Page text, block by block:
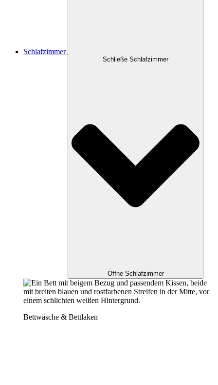
Schlafzimmer
Schließe Schlafzimmer
Öffne Schlafzimmer
Bettwäsche & Bettlaken